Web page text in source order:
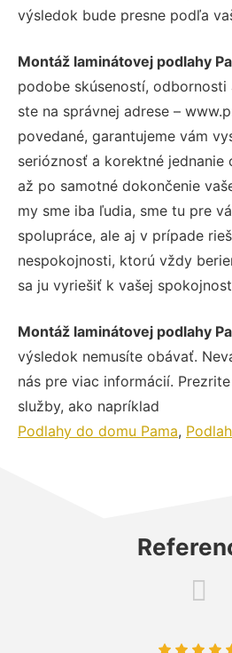
výsledok bude presne podľa
Montáž laminátovej podlahy
podobe skúseností,
ste na správnej adrese –
povedané, garantujeme vám
serióznosť a korektné
až po samotné dokončenie
my sme iba ľudia, sme tu pre
spolupráce, ale aj v prípade
nespokojnosti, ktorú vždy
sa ju vyriešiť k vašej
Montáž laminátovej podlahy
výsledok nemusíte obávať.
nás pre viac informácií.
služby, ako napríklad
Podlahy do domu Pama,